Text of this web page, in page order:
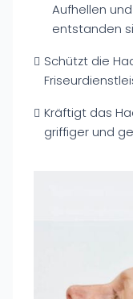
Aufhellen
entstanden
Schützt die
Kräftigt das
griffiger und